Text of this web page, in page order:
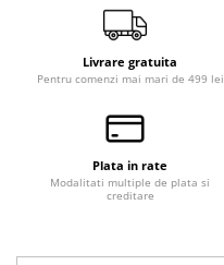
Livrare gratuita
Pentru comenzi mai mari de 499 lei
Plata in rate
Modalitati multiple de plata si
creditare